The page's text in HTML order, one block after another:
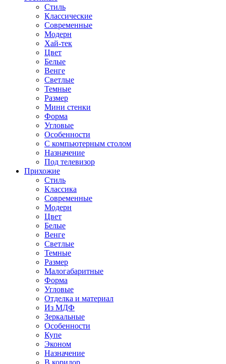
Стиль
Классические
Современные
Модерн
Хай-тек
Цвет
Белые
Венге
Светлые
Темные
Размер
Мини стенки
Форма
Угловые
Особенности
С компьютерным столом
Назначение
Под телевизор
Прихожие
Стиль
Классика
Современные
Модерн
Цвет
Белые
Венге
Светлые
Темные
Размер
Малогабаритные
Форма
Угловые
Отделка и материал
Из МДФ
Зеркальные
Особенности
Купе
Эконом
Назначение
В коридор